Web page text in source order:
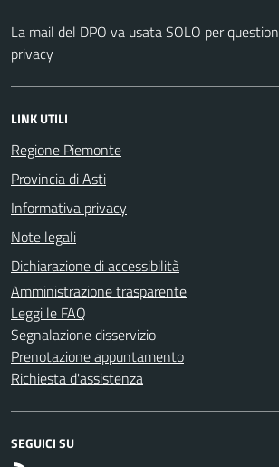
La mail del DPO va usata SOLO per
privacy
LINK UTILI
Regione Piemonte
Provincia di Asti
Informativa privacy
Note legali
Dichiarazione di accessibilità
Amministrazione trasparente
Leggi le FAQ
Segnalazione disservizio
Prenotazione appuntamento
Richiesta d'assistenza
SEGUICI SU